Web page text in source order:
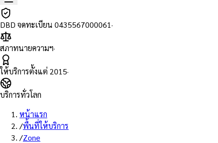
DBD จดทะเบียน 0435567000061·
สภาทนายความฯ·
ให้บริการตั้งแต่ 2015·
บริการทั่วโลก
หน้าแรก
/พื้นที่ให้บริการ
/Zone